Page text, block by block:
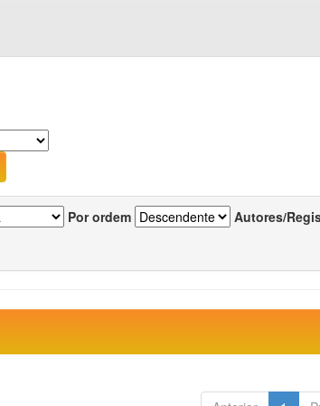
Por ordem Autores/